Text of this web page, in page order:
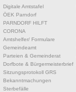
Digitale Amtstafel
ÖEK Parndorf
PARNDORF HILFT
CORONA
Amtshelfer/ Formulare
Gemeindeamt
Parteien & Gemeinderat
Dorfbote & Bürgermeisterbrief
Sitzungsprotokoll GRS
Bekanntmachungen
Sterbefälle